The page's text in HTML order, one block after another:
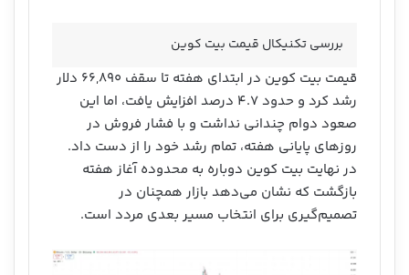
بررسی تکنیکال قیمت بیت کوین
قیمت بیت کوین در ابتدای هفته تا سقف ۶۶,۸۹۰ دلار
رشد کرد و حدود ۴.۷ درصد افزایش یافت، اما این
صعود دوام چندانی نداشت و با فشار فروش در
روزهای پایانی هفته، تمام رشد خود را از دست داد.
در نهایت بیت کوین دوباره به محدوده آغاز هفته
بازگشت که نشان می‌دهد بازار همچنان در
تصمیم‌گیری برای انتخاب مسیر بعدی مردد است.